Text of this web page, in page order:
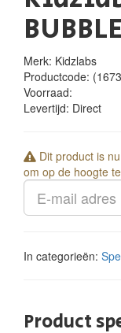
Merk: Kidzlabs
Productcode:
Voorraad:
Levertijd: Direct
Dit product is
om op de hoogte
In categorieën:
Product